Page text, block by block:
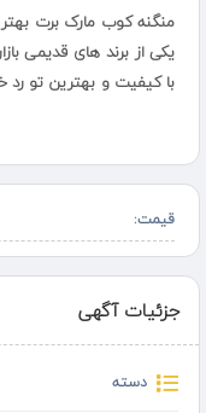
منگنه کوب مارک برت
یکی از برند های قدیمی
با کیفیت و بهترین تو
میکنی چون بهترین برات
قیمت:
جزئیات آگهی
دسته